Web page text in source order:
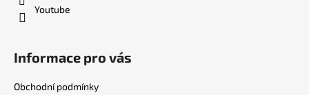
Youtube
Informace pro vás
Obchodní podmínky